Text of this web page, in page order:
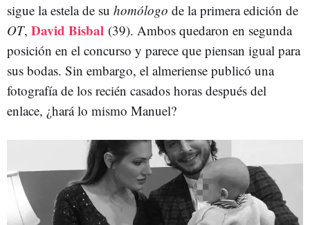
sigue la estela de su homólogo de la primera edición de
OT, David Bisbal (39). Ambos quedaron en segunda
posición en el concurso y parece que piensan igual para
sus bodas. Sin embargo, el almeriense publicó una
fotografía de los recién casados horas después del
enlace, ¿hará lo mismo Manuel?